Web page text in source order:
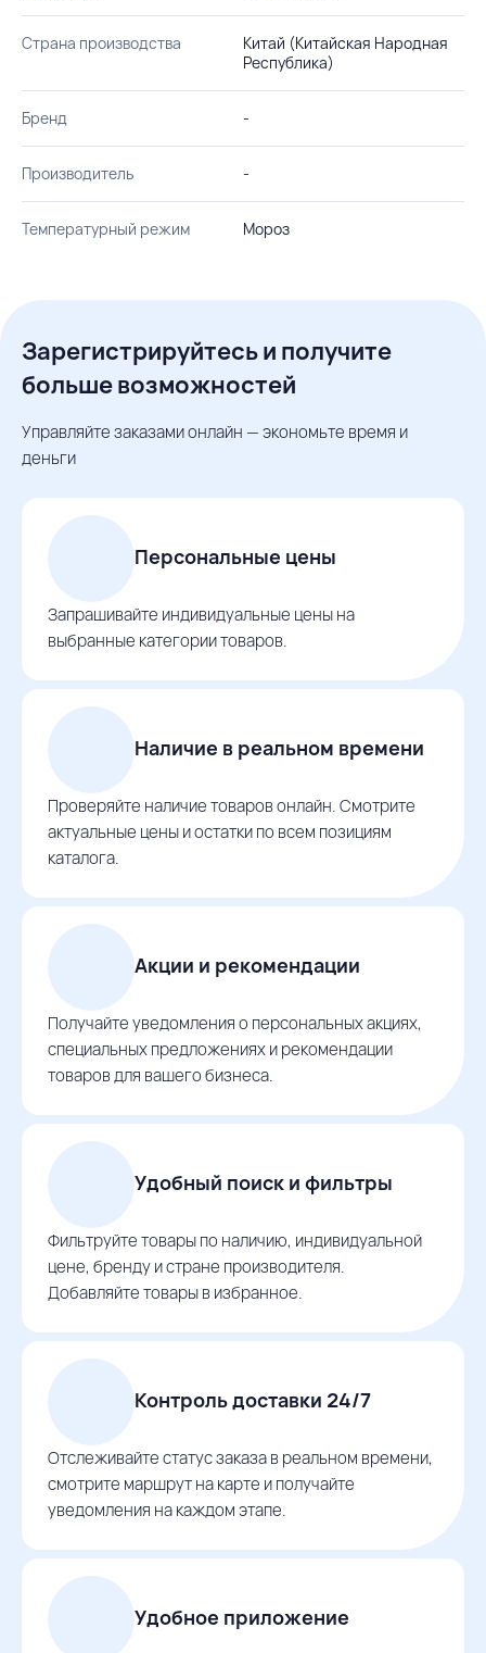
Страна производства
Китай (Китайская Народная
Республика)
Бренд -
Производитель -
Температурный режим Мороз
Зарегистрируйтесь и получите
больше возможностей
Управляйте заказами онлайн — экономьте время и
деньги
Персональные цены
Запрашивайте индивидуальные цены на
выбранные категории товаров.
Наличие в реальном времени
Проверяйте наличие товаров онлайн. Смотрите
актуальные цены и остатки по всем позициям
каталога.
Акции и рекомендации
Получайте уведомления о персональных акциях,
специальных предложениях и рекомендации
товаров для вашего бизнеса.
Удобный поиск и фильтры
Фильтруйте товары по наличию, индивидуальной
цене, бренду и стране производителя.
Добавляйте товары в избранное.
Контроль доставки 24/7
Отслеживайте статус заказа в реальном времени,
смотрите маршрут на карте и получайте
уведомления на каждом этапе.
Удобное приложение